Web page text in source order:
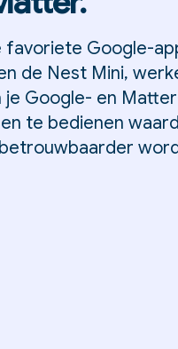
favoriete Google-
de Nest Mini,
Google- en
te bedienen